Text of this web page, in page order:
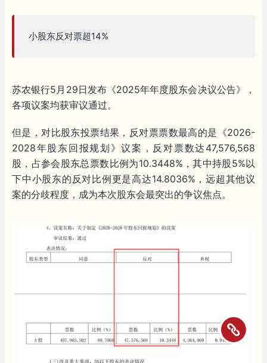
小股东反对票超14%
苏农银行5月29日发布《2025年年度股东会决议公告》，
各项议案均获审议通过。
但是，对比股东投票结果，反对票票数最高的是《2026-
2028年股东回报规划》议案，反对票数达47,576,568
股，占参会股东总票数比例为10.3448%，其中持股5%以
下中小股东的反对比例更是高达14.8036%，远超其他议
案的分歧程度，成为本次股东会最突出的争议焦点。